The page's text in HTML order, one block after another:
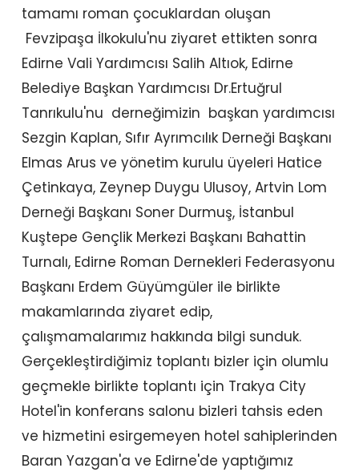
tamamı roman çocuklardan oluşan
Fevzipaşa İlkokulu'nu ziyaret ettikten sonra
Edirne Vali Yardımcısı Salih Altıok, Edirne
Belediye Başkan Yardımcısı Dr.Ertuğrul
Tanrıkulu'nu derneğimizin başkan yardımcısı
Sezgin Kaplan, Sıfır Ayrımcılık Derneği Başkanı
Elmas Arus ve yönetim kurulu üyeleri Hatice
Çetinkaya, Zeynep Duygu Ulusoy, Artvin Lom
Derneği Başkanı Soner Durmuş, İstanbul
Kuştepe Gençlik Merkezi Başkanı Bahattin
Turnalı, Edirne Roman Dernekleri Federasyonu
Başkanı Erdem Güyümgüler ile birlikte
makamlarında ziyaret edip,
çalışmamalarımız hakkında bilgi sunduk.
Gerçekleştirdiğimiz toplantı bizler için olumlu
geçmekle birlikte toplantı için Trakya City
Hotel'in konferans salonu bizleri tahsis eden
ve hizmetini esirgemeyen hotel sahiplerinden
Baran Yazgan'a ve Edirne'de yaptığımız